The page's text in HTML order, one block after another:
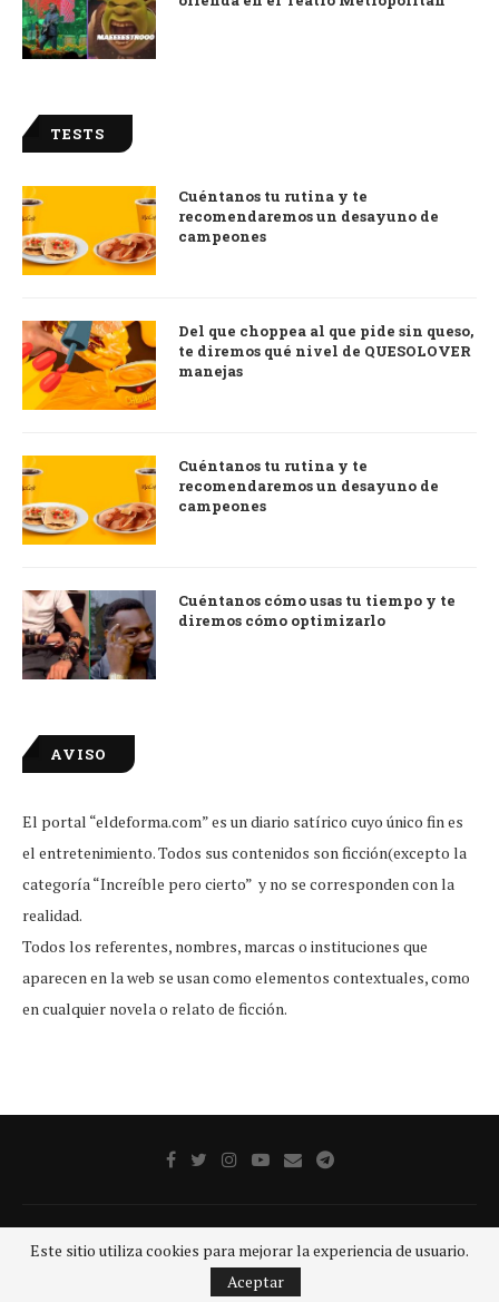
TESTS
Cuéntanos tu rutina y te
recomendaremos un desayuno de
campeones
Del que choppea al que pide sin queso,
te diremos qué nivel de QUESOLOVER
manejas
Cuéntanos tu rutina y te
recomendaremos un desayuno de
campeones
Cuéntanos cómo usas tu tiempo y te
diremos cómo optimizarlo
AVISO
El portal “eldeforma.com” es un diario satírico cuyo único fin es
el entretenimiento. Todos sus contenidos son ficción(excepto la
categoría “Increíble pero cierto” y no se corresponden con la
realidad.
Todos los referentes, nombres, marcas o instituciones que
aparecen en la web se usan como elementos contextuales, como
en cualquier novela o relato de ficción.
@2020 - Todos los derechos reservados.
Este sitio utiliza cookies para mejorar la experiencia de usuario.
Aceptar